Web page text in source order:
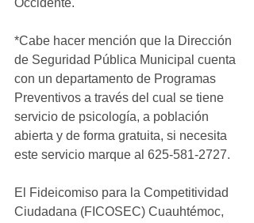
Occidente.
*Cabe hacer mención que la Dirección
de Seguridad Pública Municipal cuenta
con un departamento de Programas
Preventivos a través del cual se tiene
servicio de psicología, a población
abierta y de forma gratuita, si necesita
este servicio marque al 625-581-2727.
El Fideicomiso para la Competitividad
Ciudadana (FICOSEC) Cuauhtémoc,